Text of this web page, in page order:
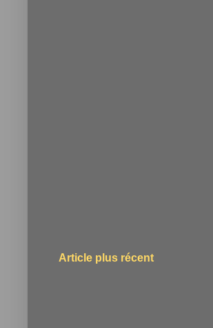
Article plus récent